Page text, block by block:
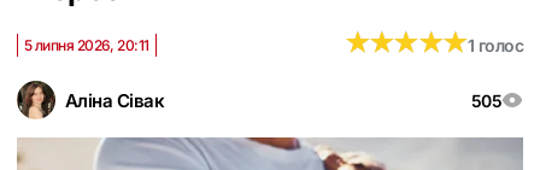
Аліна Сівак 505
5 липня 2026, 20:11 ★★★★★
★★★★★1 голос